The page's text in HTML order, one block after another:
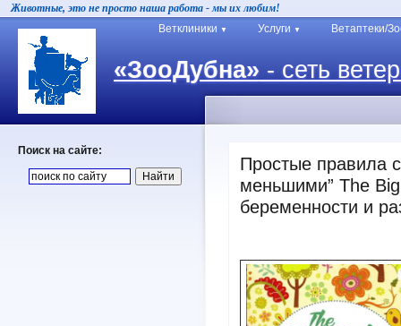
Животные, это не просто наша работа - мы их любим!
«ЗооДубна» - сеть
Ветклиники ▼ Услуги ▼ Ветаптеки/
Поиск на сайте:
Простые правила
меньшими” The
беременности и